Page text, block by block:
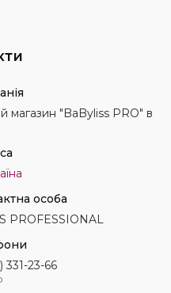
магазин "BaByliss PRO" в
PROFESSIONAL
331-23-66